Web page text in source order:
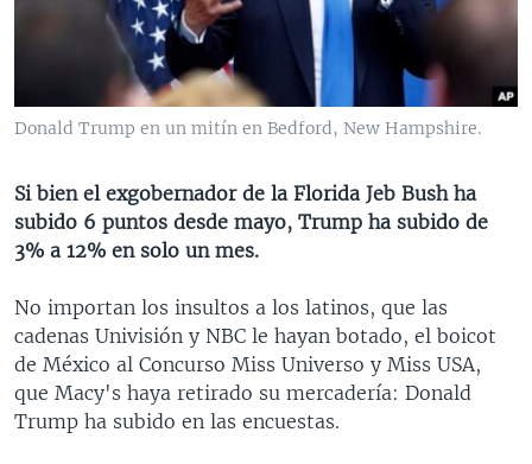
VENEZUELA
NICARAGUA
ECONOMÍA
ENTRETENIMIENTO Y CULTURA
TECNOLOGÍA
CIENCIA Y SALUD
MULTIMEDIA
FOTOGRAFÍA
PROGRAMAS TV
EL MUNDO AL DÍA
VISIÓN 360
LAS CLAVES
RADIO
AUDIONOTICIAS
BUENOS DÍAS AMÉRICA
EL MUNDO AL DÍA [RADIO]
FORO [RADIO]
DEPORTIVO INTERNACIONAL
DOCUMENTALES DE LA VOA
Learning English
SÍGANOS
Idiomas
Donald Trump en un mitín en Bedford, New Hampshire.
Si bien el exgobernador de la Florida Jeb Bush ha
subido 6 puntos desde mayo, Trump ha subido de
3% a 12% en solo un mes.
No importan los insultos a los latinos, que las
cadenas Univisión y NBC le hayan botado, el boicot
de México al Concurso Miss Universo y Miss USA,
que Macy's haya retirado su mercadería: Donald
Trump ha subido en las encuestas.